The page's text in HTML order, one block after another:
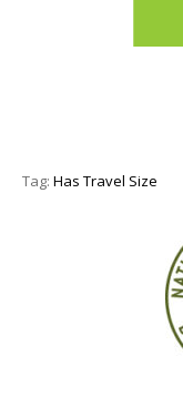
Tag: Has Travel Size